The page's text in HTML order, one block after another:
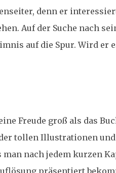
denn er
Auf der Suche nach
auf die Spur. Wird er
Freude groß als das
tollen Illustrationen und
man nach jedem kurzen
präsentiert